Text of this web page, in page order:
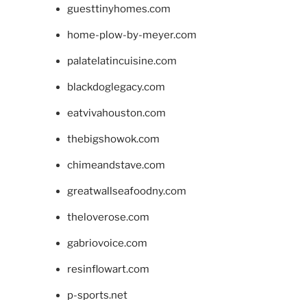
guesttinyhomes.com
home-plow-by-meyer.com
palatelatincuisine.com
blackdoglegacy.com
eatvivahouston.com
thebigshowok.com
chimeandstave.com
greatwallseafoodny.com
theloverose.com
gabriovoice.com
resinflowart.com
p-sports.net